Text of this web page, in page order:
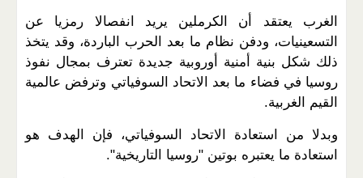
الغرب يعتقد أن الكرملين يريد انفصالا رمزيا عن
التسعينيات، ودفن نظام ما بعد الحرب الباردة، وقد يتخذ
ذلك شكل بنية أمنية أوروبية جديدة تعترف بمجال نفوذ
روسيا في فضاء ما بعد الاتحاد السوفياتي وترفض عالمية
القيم الغربية.
وبدلا من استعادة الاتحاد السوفياتي، فإن الهدف هو
استعادة ما يعتبره بوتين "روسيا التاريخية".